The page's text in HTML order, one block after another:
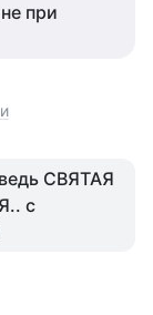
при
СВЯТАЯ
с